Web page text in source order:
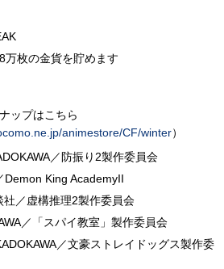
万枚の金貨を貯めます
ップはこちら
animestore/CF/winter）
／防振り2製作委員会
Demon King AcademyII
／虚構推理2製作委員会
／「スパイ教室」製作委員会
／文豪ストレイドッグス製作委